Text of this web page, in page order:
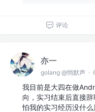
评论
亦一
golang @悄默声 ·
我目前是大四在做
向，实习结束后直接
怕我的实习经历没什